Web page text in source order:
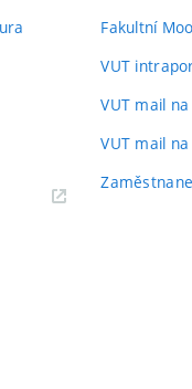
Fakultní
VUT
VUT mail
VUT mail